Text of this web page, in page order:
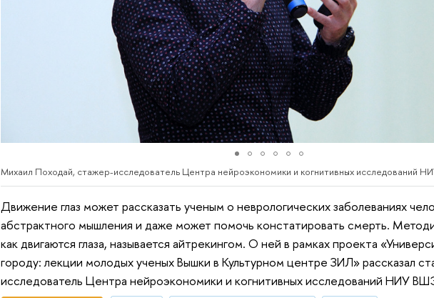
Михаил Походай, стажер-исследователь Центра нейроэкономики и когнитивных исследований
Движение глаз может рассказать ученым о неврологических заболеваниях
абстрактного мышления и даже может помочь констатировать смерть.
как двигаются глаза, называется айтрекингом. О ней в рамках проекта
городу: лекции молодых ученых Вышки в Культурном центре ЗИЛ» рассказал
исследователь Центра нейроэкономики и когнитивных исследований НИУ